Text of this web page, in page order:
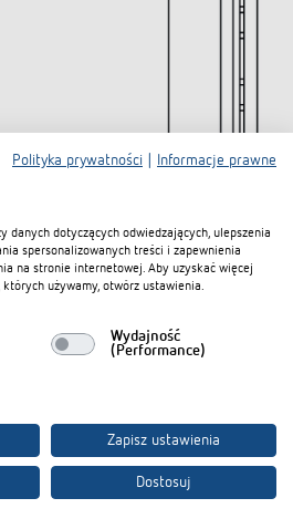
iONprime PB 4R PWH (209,2 kB)
iONprime – czujnik dotykowy i kontroler
pomieszczenia: dla pomieszczeń, które
Profil produktu iONprime Touch – czujnik i
kontroler pomieszczenia: dla przestrzeni,
które myślą z wyprzedzeniem (545,8 kB)
Polityka prywatności Informacje prawne
danych dotyczących odwiedzających, ulepszenia
spersonalizowanych treści i zapewnienia
na stronie internetowej. Aby uzyskać więcej
używamy, otwórz ustawienia.
Wydajność
(Performance)
Zapisz ustawienia
Dostosuj